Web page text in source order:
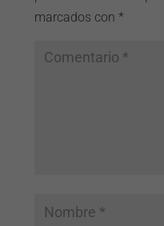
marcados con*